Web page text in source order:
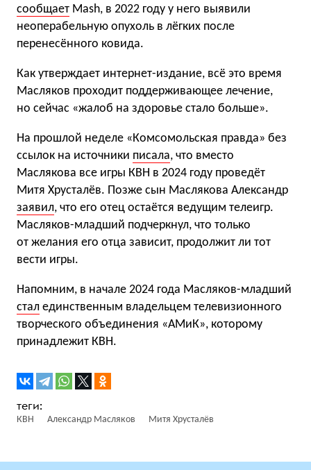
сообщает Mash, в 2022 году у него выявили
неоперабельную опухоль в лёгких после
перенесённого ковида.
Как утверждает интернет-издание, всё это время
Масляков проходит поддерживающее лечение,
но сейчас «жалоб на здоровье стало больше».
На прошлой неделе «Комсомольская правда» без
ссылок на источники писала, что вместо
Маслякова все игры КВН в 2024 году проведёт
Митя Хрусталёв. Позже сын Маслякова Александр
заявил, что его отец остаётся ведущим телеигр.
Масляков-младший подчеркнул, что только
от желания его отца зависит, продолжит ли тот
вести игры.
Напомним, в начале 2024 года Масляков-младший
стал единственным владельцем телевизионного
творческого объединения «АМиК», которому
принадлежит КВН.
КВН Александр Масляков Митя Хрусталёв